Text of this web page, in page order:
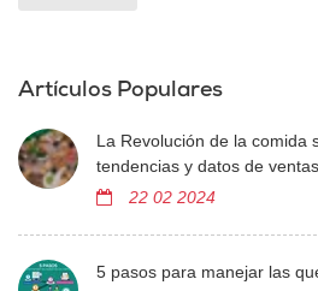
Artículos Populares
La Revolución de la comida
tendencias y datos de ventas
22 02 2024
5 pasos para manejar las